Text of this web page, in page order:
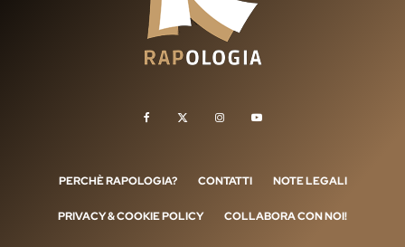
PERCHÈ RAPOLOGIA? CONTATTI NOTE LEGALI
PRIVACY & COOKIE POLICY COLLABORA CON NOI!